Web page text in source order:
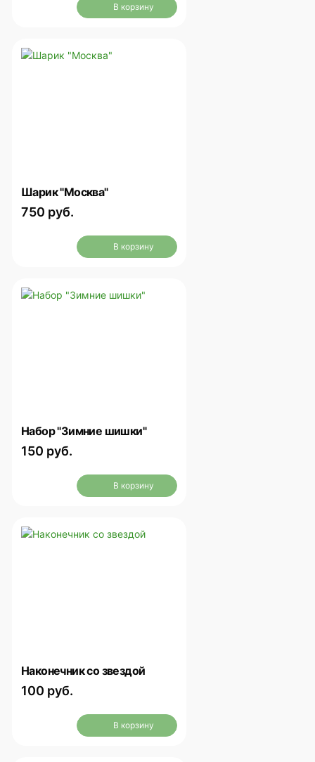
В корзину
Шарик "Москва"
750 руб.
В корзину
Набор "Зимние шишки"
150 руб.
В корзину
Наконечник со звездой
100 руб.
В корзину